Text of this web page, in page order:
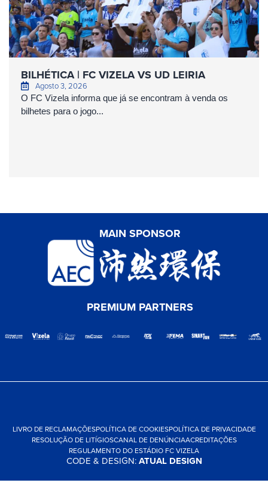
BILHÉTICA | FC VIZELA VS UD LEIRIA
Agosto 3, 2026
O FC Vizela informa que já se encontram à venda os
bilhetes para o jogo...
MAIN SPONSOR
PREMIUM PARTNERS
LIVRO DE RECLAMAÇÕESPOLÍTICA DE COOKIESPOLÍTICA DE PRIVACIDADE
RESOLUÇÃO DE LITÍGIOSCANAL DE DENÚNCIAACREDITAÇÕES
REGULAMENTO DO ESTÁDIO FC VIZELA
CODE & DESIGN:ATUAL DESIGN